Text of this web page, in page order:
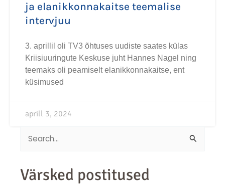
ja elanikkonnakaitse teemalise
intervjuu
3. aprillil oli TV3 õhtuses uudiste saates külas
Kriisiuuringute Keskuse juht Hannes Nagel ning
teemaks oli peamiselt elanikkonnakaitse, ent
küsimused
aprill 3, 2024
Search
Värsked postitused